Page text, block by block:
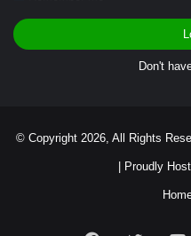
Don't
© Copyright 2026, All Rights
| Proudly